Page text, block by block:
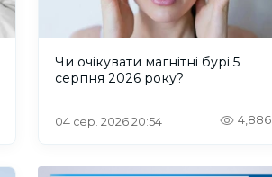
Чи очікувати магнітні бурі 5
серпня 2026 року?
04 сер. 2026 20:54 4,886